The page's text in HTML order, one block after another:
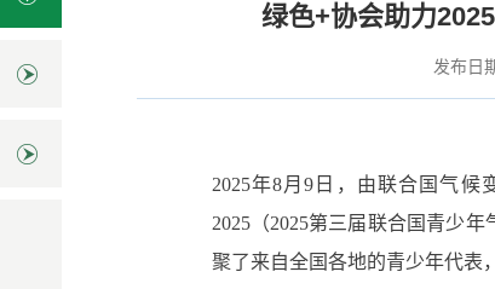
绿色+协会助力
发布日
2025年8月9日，由联合国气候
2025（2025第三届联合国青少
聚了来自全国各地的青少年代表